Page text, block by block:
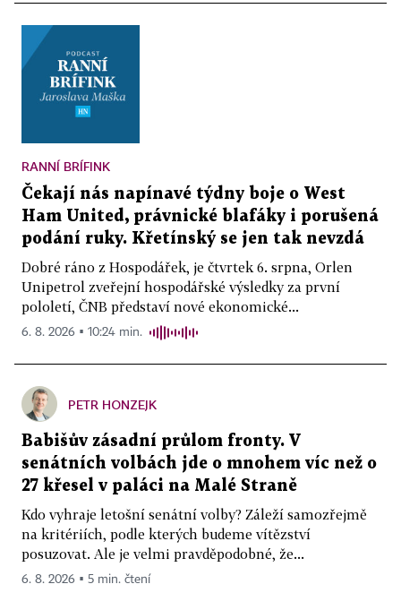
RANNÍ BRÍFINK
Čekají nás napínavé týdny boje o West
Ham United, právnické blafáky i porušená
podání ruky. Křetínský se jen tak nevzdá
Dobré ráno z Hospodářek, je čtvrtek 6. srpna, Orlen
Unipetrol zveřejní hospodářské výsledky za první
pololetí, ČNB představí nové ekonomické...
6. 8. 2026 ▪ 10:24 min.
PETR HONZEJK
Babišův zásadní průlom fronty. V
senátních volbách jde o mnohem víc než o
27 křesel v paláci na Malé Straně
Kdo vyhraje letošní senátní volby? Záleží samozřejmě
na kritériích, podle kterých budeme vítězství
posuzovat. Ale je velmi pravděpodobné, že...
6. 8. 2026 ▪ 5 min. čtení